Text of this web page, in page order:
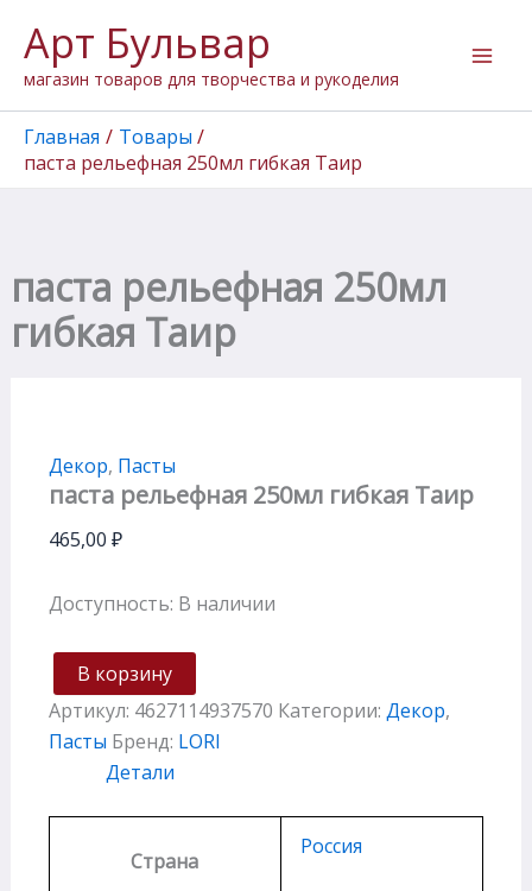
содержимому
Арт Бульвар
магазин товаров для творчества и рукоделия
Главная
Товары
паста рельефная 250мл гибкая Таир
паста рельефная 250мл
гибкая Таир
Декор, Пасты
паста рельефная 250мл гибкая Таир
465,00 ₽
Доступность: В наличии
товара
паста
рельефная
250мл
гибкая
В корзину
Артикул: 4627114937570 Категории: Декор,
Пасты Бренд: LORI
Детали
Страна
Россия